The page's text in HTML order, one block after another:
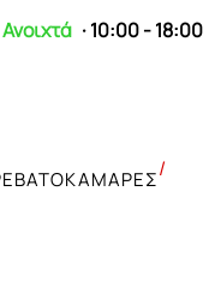
Ανοιχτά · 10:00 - 18:00